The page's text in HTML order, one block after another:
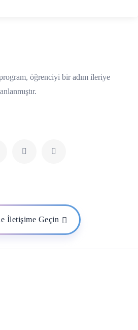
öğrenciyi bir adım ileriye
İletişime Geçin